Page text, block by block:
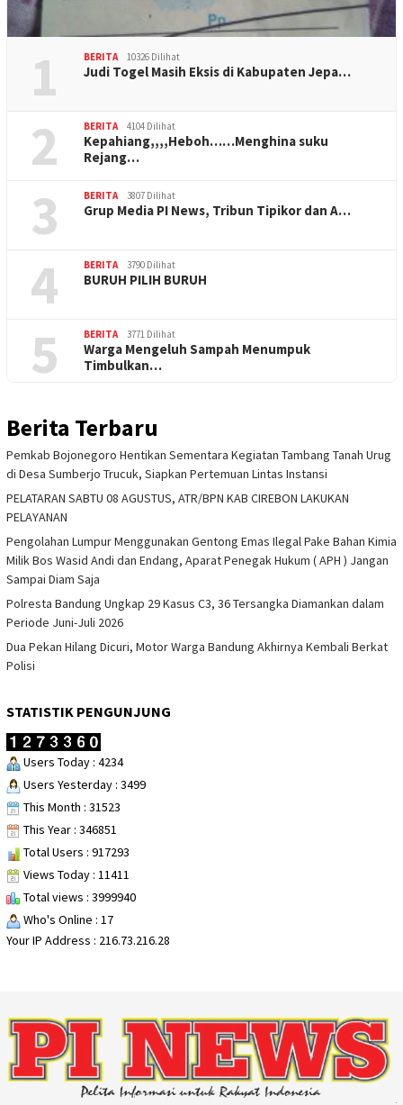
1 BERITA 10326 Dilihat
Judi Togel Masih Eksis di Kabupaten Jepa…
2 BERITA 4104 Dilihat
Kepahiang,,,,Heboh……Menghina suku
Rejang…
3 BERITA 3807 Dilihat
Grup Media PI News, Tribun Tipikor dan A…
4 BERITA 3790 Dilihat
BURUH PILIH BURUH
5 BERITA 3771 Dilihat
Warga Mengeluh Sampah Menumpuk
Timbulkan…
Berita Terbaru
Pemkab Bojonegoro Hentikan Sementara Kegiatan Tambang Tanah Urug
di Desa Sumberjo Trucuk, Siapkan Pertemuan Lintas Instansi
PELATARAN SABTU 08 AGUSTUS, ATR/BPN KAB CIREBON LAKUKAN
PELAYANAN
Pengolahan Lumpur Menggunakan Gentong Emas Ilegal Pake Bahan Kimia
Milik Bos Wasid Andi dan Endang, Aparat Penegak Hukum ( APH ) Jangan
Sampai Diam Saja
Polresta Bandung Ungkap 29 Kasus C3, 36 Tersangka Diamankan dalam
Periode Juni-Juli 2026
Dua Pekan Hilang Dicuri, Motor Warga Bandung Akhirnya Kembali Berkat
Polisi
STATISTIK PENGUNJUNG
Users Today : 4234
Users Yesterday : 3499
This Month : 31523
This Year : 346851
Total Users : 917293
Views Today : 11411
Total views : 3999940
Who's Online : 17
Your IP Address : 216.73.216.28